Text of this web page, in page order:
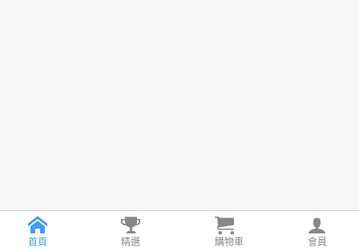
首頁 精選 購物車 會員